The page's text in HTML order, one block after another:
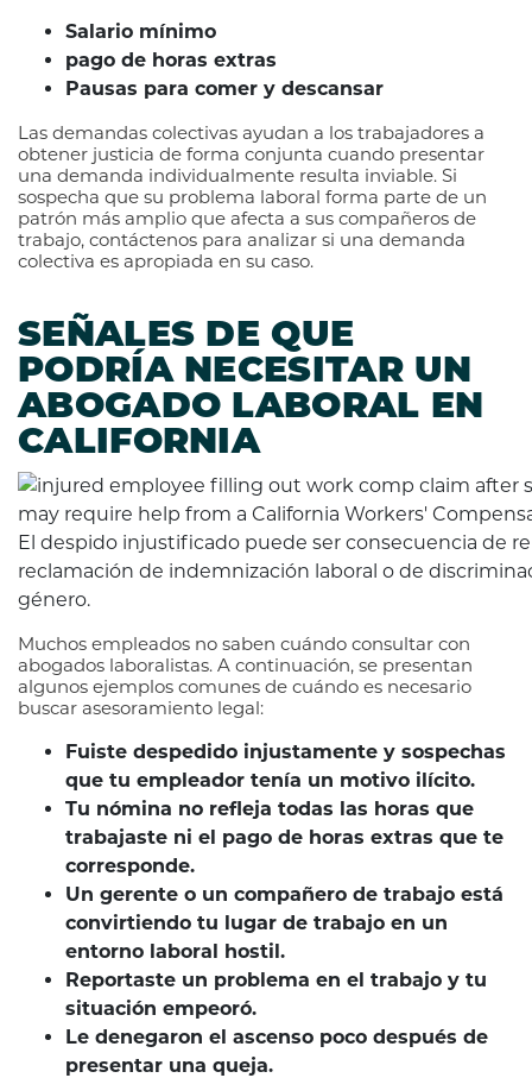
Salario mínimo
pago de horas extras
Pausas para comer y descansar
Las demandas colectivas ayudan a los trabajadores a
obtener justicia de forma conjunta cuando presentar
una demanda individualmente resulta inviable. Si
sospecha que su problema laboral forma parte de un
patrón más amplio que afecta a sus compañeros de
trabajo, contáctenos para analizar si una demanda
colectiva es apropiada en su caso.
SEÑALES DE QUE
PODRÍA NECESITAR UN
ABOGADO LABORAL EN
CALIFORNIA
El despido injustificado puede ser consecuencia de
reclamación de indemnización laboral o de
género.
Muchos empleados no saben cuándo consultar con
abogados laboralistas. A continuación, se presentan
algunos ejemplos comunes de cuándo es necesario
buscar asesoramiento legal:
Fuiste despedido injustamente y sospechas
que tu empleador tenía un motivo ilícito.
Tu nómina no refleja todas las horas que
trabajaste ni el pago de horas extras que te
corresponde.
Un gerente o un compañero de trabajo está
convirtiendo tu lugar de trabajo en un
entorno laboral hostil.
Reportaste un problema en el trabajo y tu
situación empeoró.
Le denegaron el ascenso poco después de
presentar una queja.